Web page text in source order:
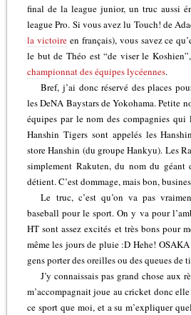
final de la league junior, un truc aussi
league Pro. Si vous avez lu Touch! de
la victoireen français), vous savez ce
le but de Théo est “de viser le
championnat des équipes lycéennes.
Bref, j’ai donc réservé des places
les DeNA Baystars de Yokohama. Petite
équipes par le nom des compagnies qui
Hanshin Tigers sont appelés les
store Hanshin (du groupe Hankyu). Les
simplement Rakuten, du nom du
détient. C’est dommage, mais bon,
Le truc, c’est qu’on va pas
baseball pour le sport. On y va pour
HT sont assez excités et très bons pour
même les jours de pluie :D Hehe!
gens porter des oreilles ou des queues de
J’y connaissais pas grand chose aux
m’accompagnait joue au cricket donc
ce sport que moi, et a su m’expliquer